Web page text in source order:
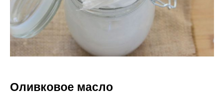
Оливковое масло